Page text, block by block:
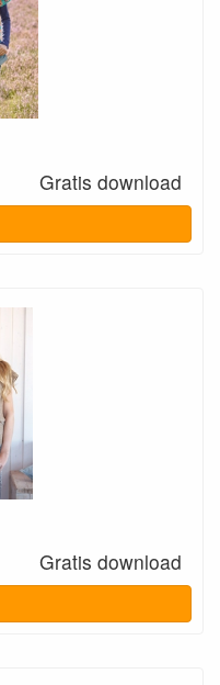
Gratis download
Gratis download